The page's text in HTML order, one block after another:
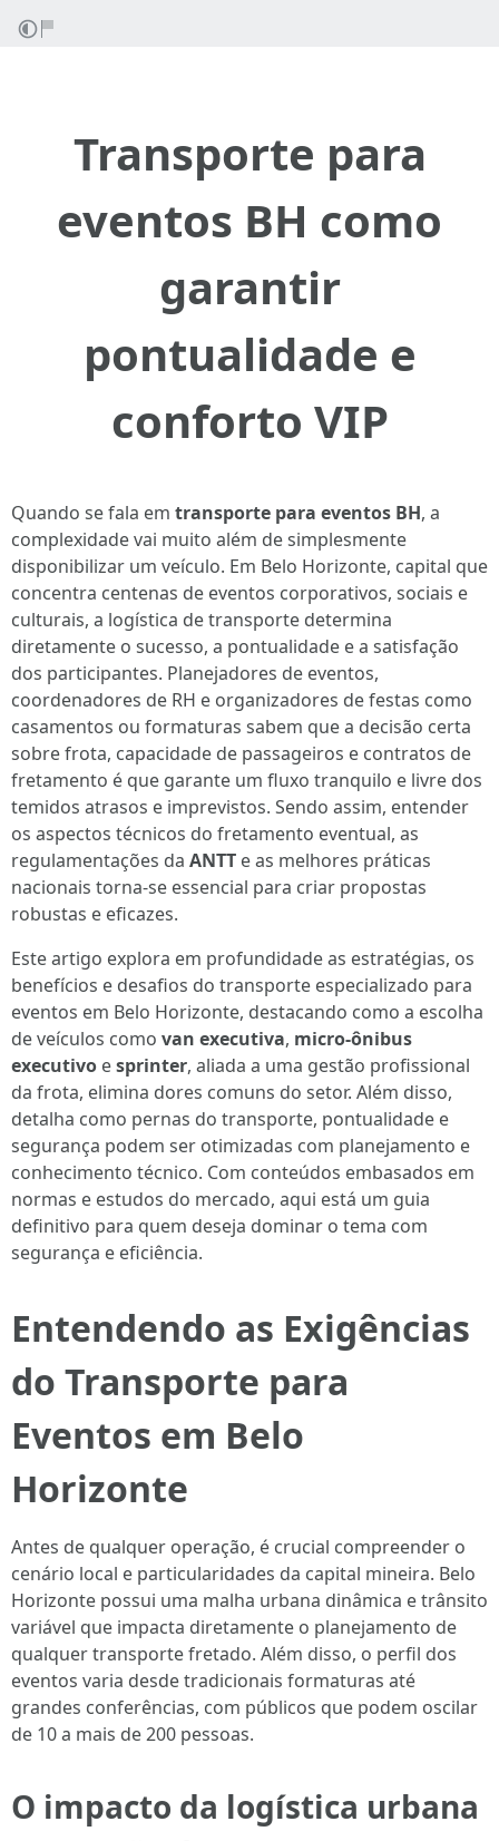
Transporte para
eventos BH como
garantir
pontualidade e
conforto VIP
Quando se fala em transporte para eventos BH, a
complexidade vai muito além de simplesmente
disponibilizar um veículo. Em Belo Horizonte, capital que
concentra centenas de eventos corporativos, sociais e
culturais, a logística de transporte determina
diretamente o sucesso, a pontualidade e a satisfação
dos participantes. Planejadores de eventos,
coordenadores de RH e organizadores de festas como
casamentos ou formaturas sabem que a decisão certa
sobre frota, capacidade de passageiros e contratos de
fretamento é que garante um fluxo tranquilo e livre dos
temidos atrasos e imprevistos. Sendo assim, entender
os aspectos técnicos do fretamento eventual, as
regulamentações da ANTT e as melhores práticas
nacionais torna-se essencial para criar propostas
robustas e eficazes.
Este artigo explora em profundidade as estratégias, os
benefícios e desafios do transporte especializado para
eventos em Belo Horizonte, destacando como a escolha
de veículos como van executiva, micro-ônibus
executivo esprinter, aliada a uma gestão profissional
da frota, elimina dores comuns do setor. Além disso,
detalha como pernas do transporte, pontualidade e
segurança podem ser otimizadas com planejamento e
conhecimento técnico. Com conteúdos embasados em
normas e estudos do mercado, aqui está um guia
definitivo para quem deseja dominar o tema com
segurança e eficiência.
Entendendo as Exigências
do Transporte para
Eventos em Belo
Horizonte
Antes de qualquer operação, é crucial compreender o
cenário local e particularidades da capital mineira. Belo
Horizonte possui uma malha urbana dinâmica e trânsito
variável que impacta diretamente o planejamento de
qualquer transporte fretado. Além disso, o perfil dos
eventos varia desde tradicionais formaturas até
grandes conferências, com públicos que podem oscilar
de 10 a mais de 200 pessoas.
O impacto da logística urbana